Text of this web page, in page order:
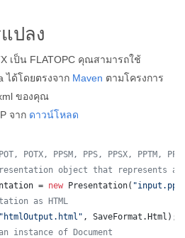
ปลง
เป็น FLATOPC คุณสามารถใช้
ได้โดยตรงจาก Maven ตามโครงการ
ของคุณ
จาก ดาวน์โหลด
POTX, PPSM, PPS, PPSX, PPTM,
object that represents a
= new Presentation(
as HTML
"htmlOutput.html" , SaveFormat . Html );
instance of Document